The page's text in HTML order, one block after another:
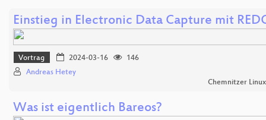
Einstieg in Electronic Data Capture mit
Vortrag 2024-03-16
146
Andreas Hetey
Chemnitzer
Was ist eigentlich Bareos?